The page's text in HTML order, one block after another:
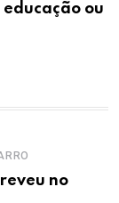
educação ou
no